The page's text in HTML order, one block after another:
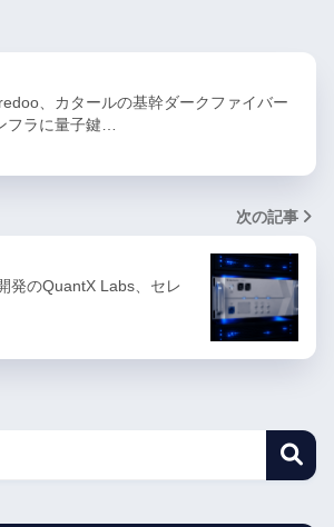
、カタールの基幹ダークファイバー
フラに量子鍵…
次の記事
発のQuantX Labs、セレ